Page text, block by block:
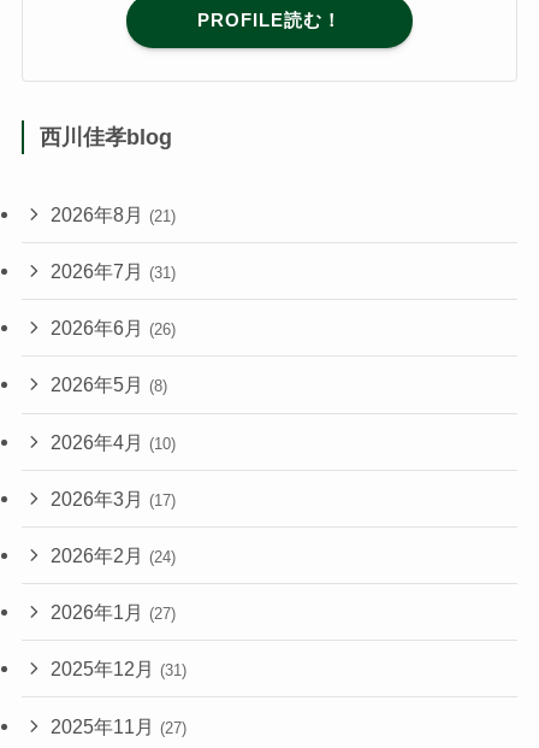
PROFILE読む！
西川佳孝blog
2026年8月 (21)
2026年7月 (31)
2026年6月 (26)
2026年5月 (8)
2026年4月 (10)
2026年3月 (17)
2026年2月 (24)
2026年1月 (27)
2025年12月 (31)
2025年11月 (27)